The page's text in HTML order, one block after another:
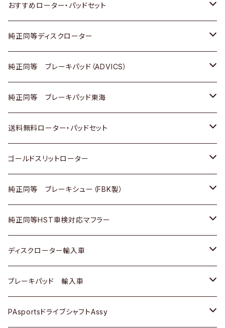
ダイハツ
マツダ
三菱
スバル
日野
三菱ふそう
ＢＭＷ
いすゞ
ダイハツ
マツダ
三菱
日野
三菱ふそう
いすゞ
ダイハツ
三菱
日野
三菱ふそう
その他
スズキ
日産
ダイハツ
マツダ
三菱
スバル
ホンダ
スズキ
日産
いすゞ
ダイハツ
マツダ
三菱
スバル
トヨタ
日産
いすゞ
ダイハツ
マツダ
三菱
おすすめローター・パッドセット
トヨタ
ホンダ
スズキ
日産
ダイハツ
マツダ
三菱
スバル
純正同等ディスクローター
トヨタ
ホンダ
スズキ
日産
いすゞ
ダイハツ
マツダ
三菱
スバル
純正同等 ブレーキパッド（ADVICS）
トヨタ
ホンダ
スズキ
日産
ダイハツ
マツダ
三菱
スバル
純正同等 ブレーキパッド東海
トヨタ
ホンダ
日産
いすゞ
ダイハツ
マツダ
三菱
送料無料ローター・パッドセット
トヨタ
ホンダ
スズキ
日産
ダイハツ
マツダ
ゴールドスリットローター
トヨタ
ホンダ
スズキ
日産
ダイハツ
純正同等 ブレーキシュー（FBK製）
ホンダ
スズキ
日産
ダイハツ
純正同等HST車検対応マフラー
トヨタ
ホンダ
スズキ
ディスクローター輸入車
ＡＵＤＩ
ＢＥＮＺ
ブレーキパッド 輸入車
ＢＥＮＺ
PAsportsドライブシャフトAssy